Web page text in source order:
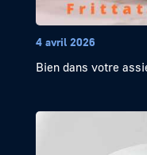
4 avril 2026
Bien dans votre